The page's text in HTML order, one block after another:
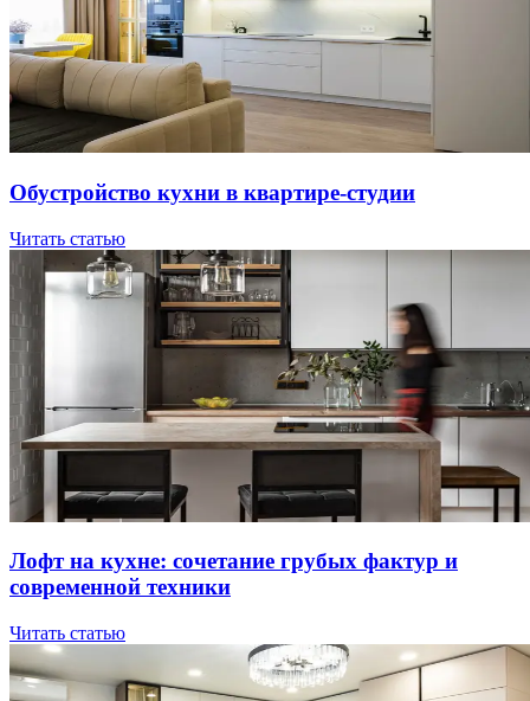
Oбуcтpoйcтвo куxни в квapтиpe-cтудии
Читать статью
Лoфт нa куxнe: coчeтaниe гpубыx фaктуp и
coвpeмeннoй тexники
Читать статью